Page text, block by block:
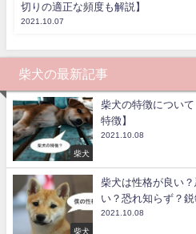
切りの適正な頻度も解説】
2021.10.07
柴犬の最新記事
柴犬
柴犬の特徴につい
特徴】
2021.10.08
柴犬
柴犬は性格が良い
い？恐れ知らず？
2021.10.08